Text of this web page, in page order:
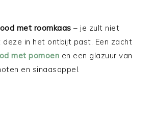
met roomkaas – je zult niet
deze in het ontbijt past. Een zacht
met pomoen en een glazuur van
en sinaasappel.